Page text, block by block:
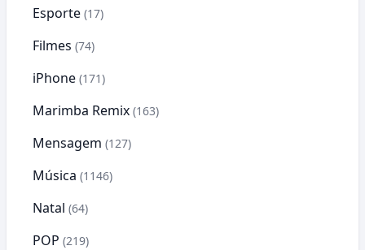
Esporte (17)
Filmes (74)
iPhone (171)
Marimba Remix (163)
Mensagem (127)
Música (1146)
Natal (64)
POP (219)